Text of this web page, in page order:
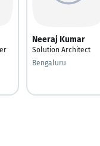
Neeraj Kumar
Solution Architect
Bengaluru